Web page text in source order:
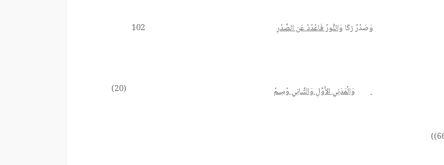
وَصَدْرٌ زكَا وَالنُّورُ فَاعْدُدْ عَن الصَّدْرِ 102
وَالْمَدَنِي الأَوَّلِ وَالثَّـانِي وُسِـمْ (20)